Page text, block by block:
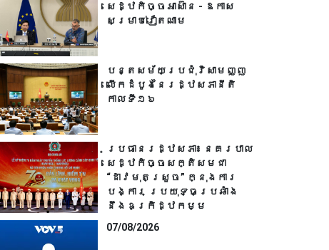
សេដ្ឋកិច្ចអាស៊ាន - ឱកាស
សម្រាប់វៀតណាម
បន្តសម័យប្រជុំវិសាមញ្ញ
លើកដំបូងនៃរដ្ឋសភានីតិ
កាលទី១៦
ប្រធានរដ្ឋសភា៖ នគរបាល
សេដ្ឋកិច្ចសក្តិសមជា
“ដាវមុតស្រួច” ក្នុងការ
បង្ការ ប្រយុទ្ធប្រឆាំង
នឹងឧក្រិដ្ឋកម្ម
07/08/2026